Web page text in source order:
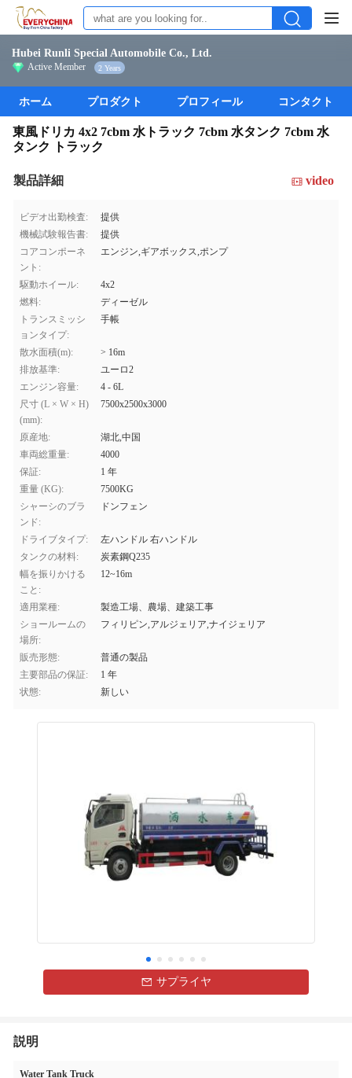
Hubei Runli Special Automobile Co., Ltd.
Active Member 2 Years
ホーム プロダクト プロフィール コンタクト
東風ドリカ 4x2 7cbm 水トラック 7cbm 水タンク 7cbm 水
タンク トラック
製品詳細 video
ビデオ出勤検査:
提供
機械試験報告書:
提供
コアコンポーネ
ント:
エンジン,ギアボックス,ポンプ
駆動ホイール:
4x2
燃料:
ディーゼル
トランスミッシ
ョンタイプ:
手帳
散水面積(m):
> 16m
排放基準:
ユーロ2
エンジン容量:
4 - 6L
尺寸 (L × W × H)
(mm):
7500x2500x3000
原産地:
湖北,中国
車両総重量:
4000
保証:
1 年
重量 (KG):
7500KG
シャーシのブラ
ンド:
ドンフェン
ドライブタイプ:
左ハンドル 右ハンドル
タンクの材料:
炭素鋼Q235
幅を振りかける
こと:
12~16m
適用業種:
製造工場、農場、建築工事
ショールームの
場所:
フィリピン,アルジェリア,ナイジェリア
販売形態:
普通の製品
主要部品の保証:
1 年
状態:
新しい
サプライヤ
説明
Water Tank Truck